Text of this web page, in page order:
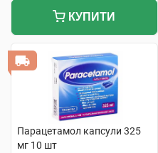
КУПИТИ
Парацетамол капсули 325
мг 10 шт